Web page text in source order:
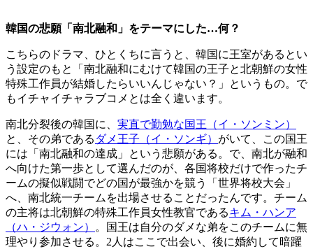
韓国の悲願「南北融和」をテーマにした…何？
こちらのドラマ、ひとくちに言うと、韓国に王室があるとい
う設定のもと「南北融和にむけて韓国の王子と北朝鮮の女性
特殊工作員が結婚したらいいんじゃない？」というもの。で
もイチャイチャラブコメとは全く違います。
南北分裂後の韓国に、 実直で勤勉な国王（イ・ソンミン）
と、その弟である ダメ王子（イ・ソンギ） がいて、この国王
には「南北融和の達成」という悲願がある。で、南北が融和
へ向けた第一歩として選んだのが、各国将校だけで作ったチ
ームの擬似戦闘でどの国が最強かを競う「世界将校大会」
へ、南北統一チームを出場させることだったんです。チーム
の主将は北朝鮮の特殊工作員女性教官であるキム・ハンア
（ハ・ジウォン）
。国王は自分のダメな弟をこのチームに無
理やり参加させる。2人はここで出会い、後に婚約して暗躍